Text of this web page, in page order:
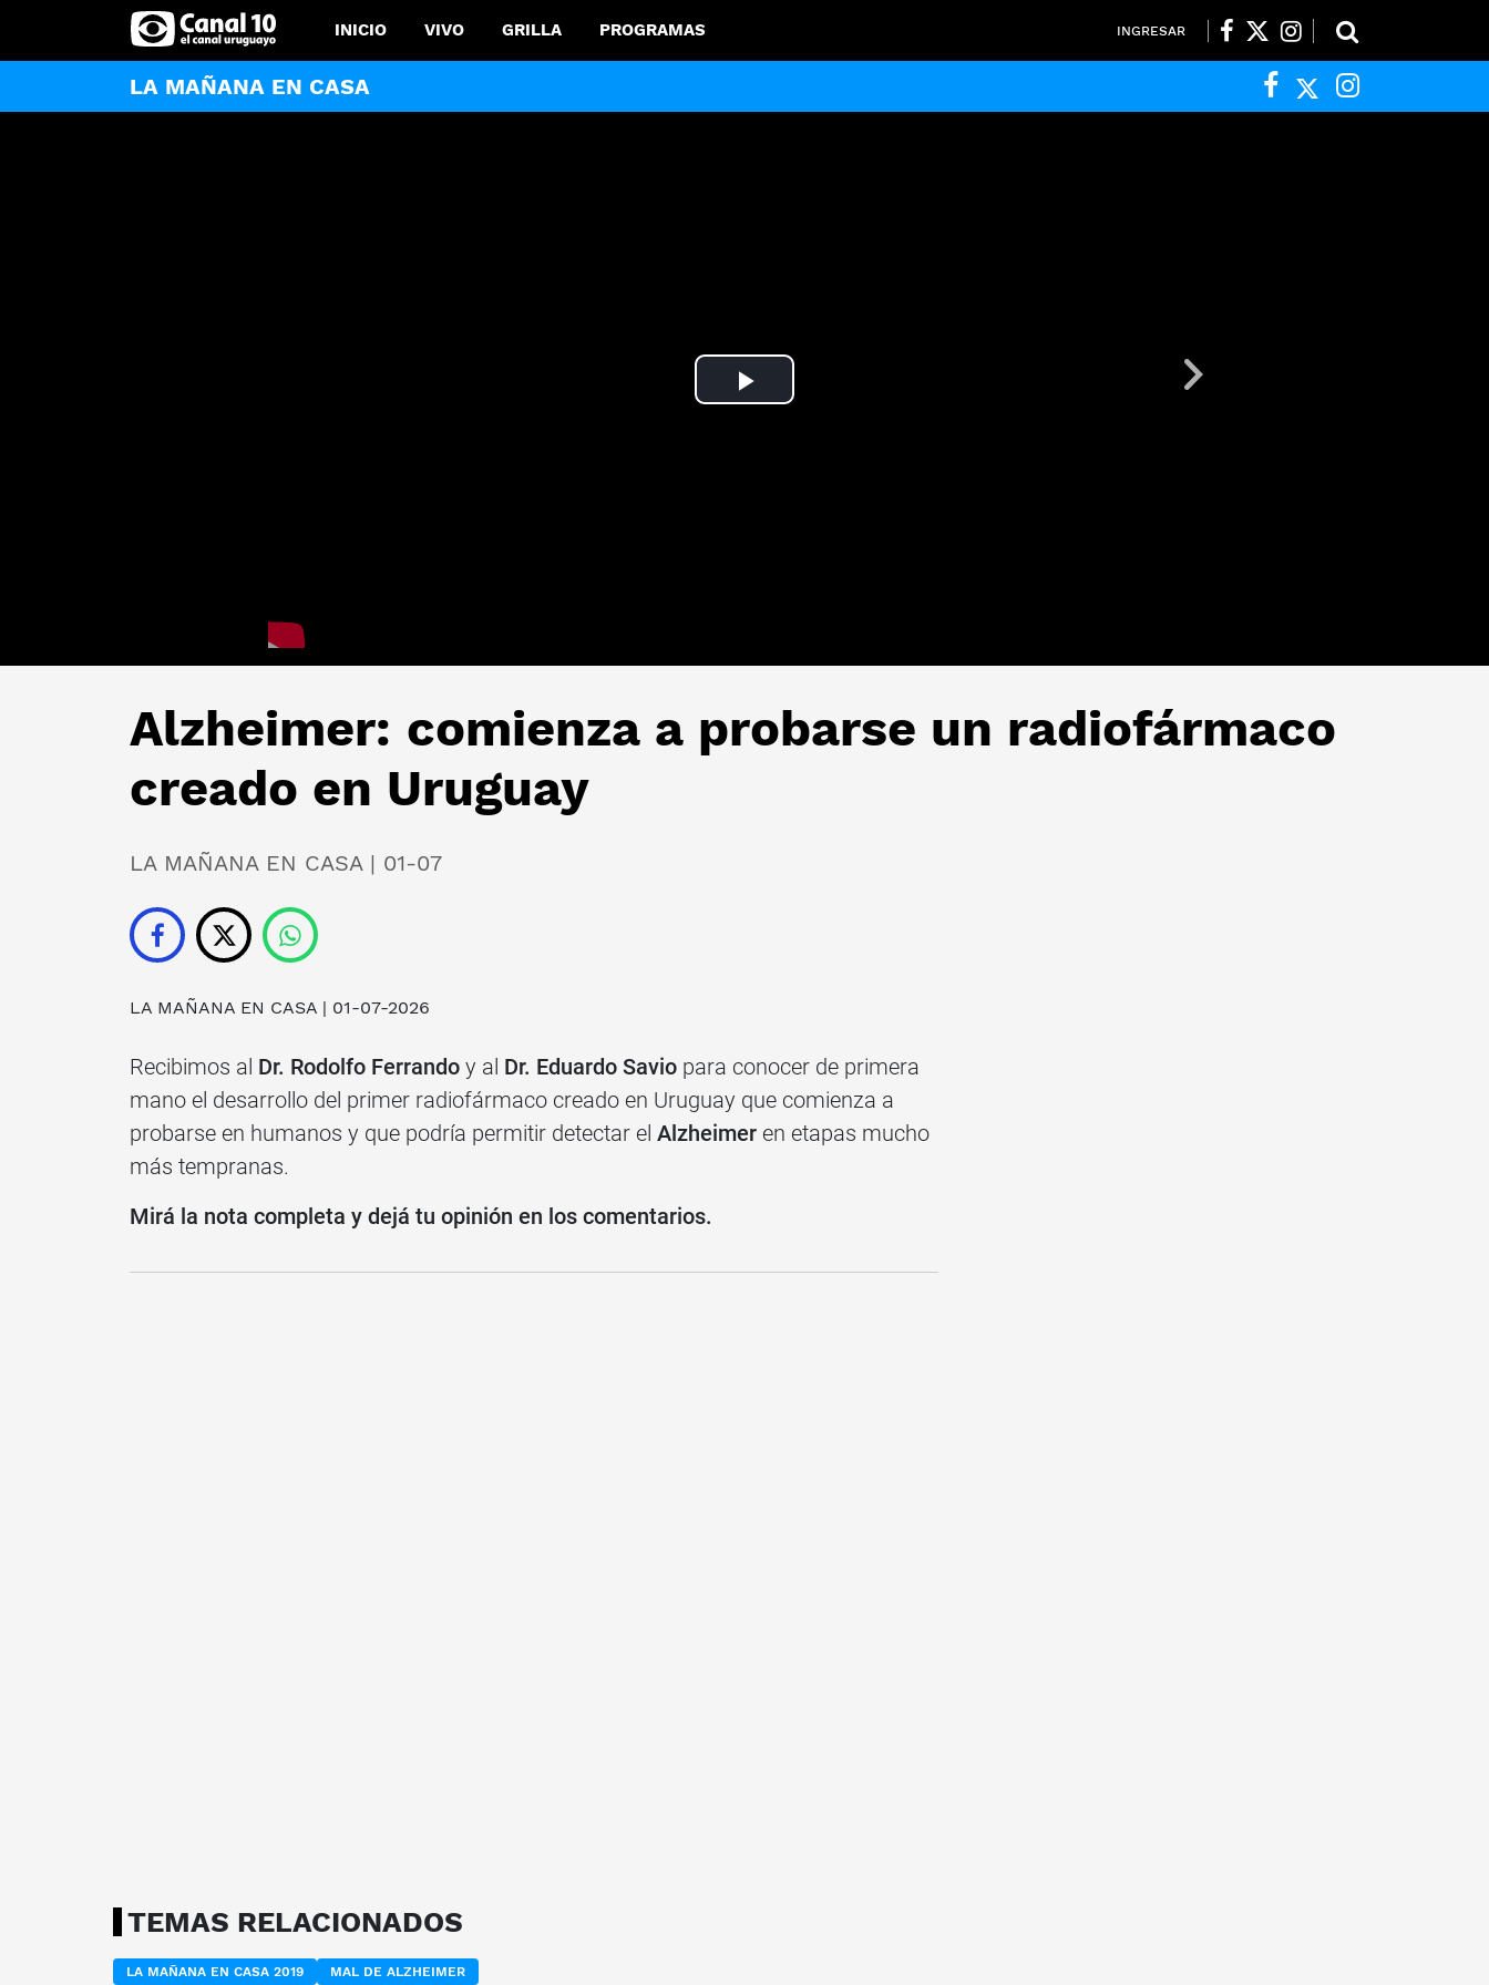
INICIO VIVO GRILLA PROGRAMAS INGRESAR
LA MAÑANA EN CASA
Play
Alzheimer: comienza a probarse un radiofármaco
creado en Uruguay
LA MAÑANA EN CASA | 01-07
LA MAÑANA EN CASA | 01-07-2026
Recibimos al Dr. Rodolfo Ferrando y al Dr. Eduardo Savio para conocer de primera
mano el desarrollo del primer radiofármaco creado en Uruguay que comienza a
probarse en humanos y que podría permitir detectar el Alzheimer en etapas mucho
más tempranas.
Mirá la nota completa y dejá tu opinión en los comentarios.
TEMAS RELACIONADOS
LA MAÑANA EN CASA 2019 MAL DE ALZHEIMER